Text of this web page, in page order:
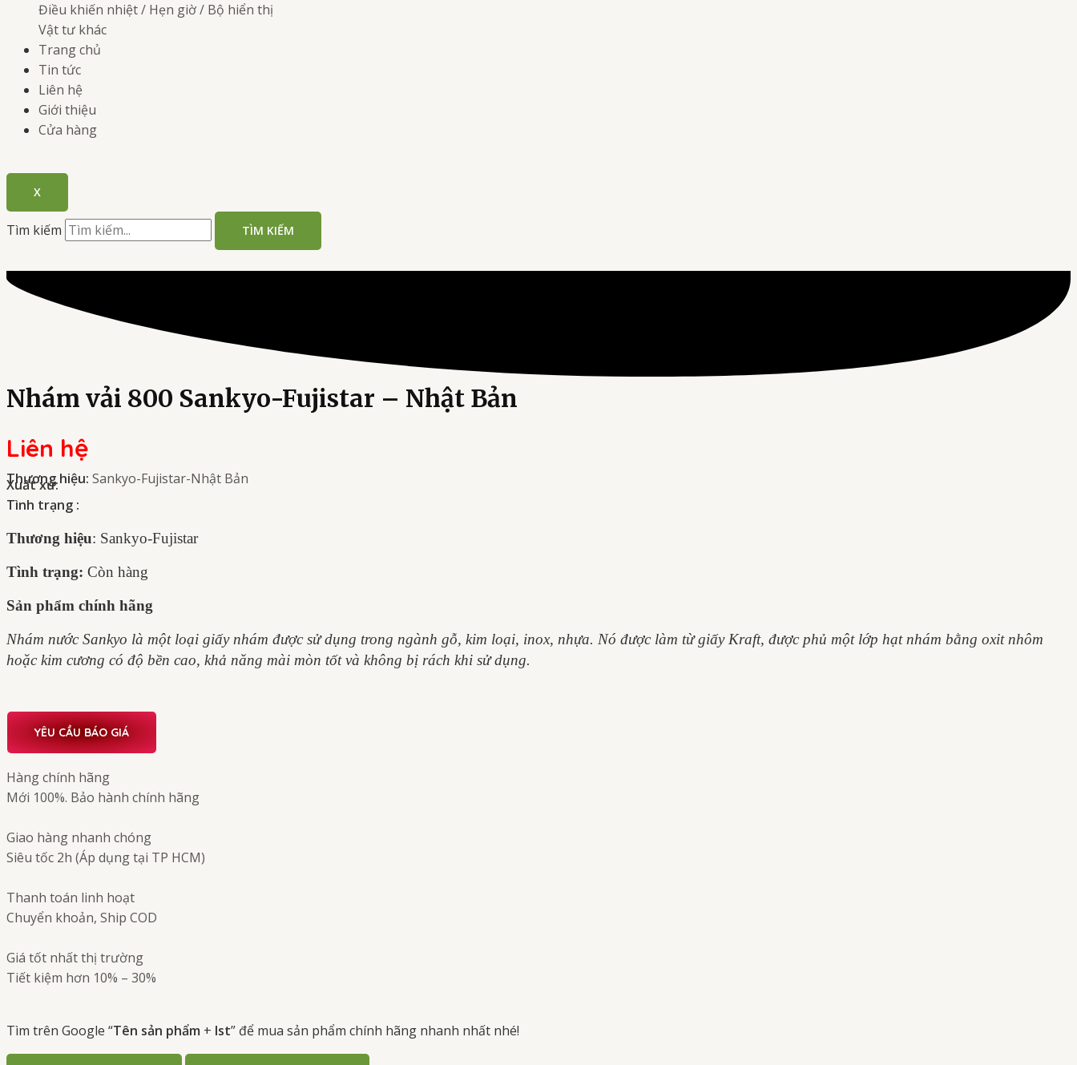
Điều khiến nhiệt / Hẹn giờ / Bộ hiển thị
Vật tư khác
Trang chủ
Tin tức
Liên hệ
Giới thiệu
Cửa hàng
X
Tìm kiếm TÌM KIẾM
Nhám vải 800 Sankyo-Fujistar – Nhật Bản
Liên hệ
Thương hiệu: Sankyo-Fujistar-Nhật Bản
Xuất xứ:
Tình trạng :
Thương hiệu: Sankyo-Fujistar
Tình trạng: Còn hàng
Sản phẩm chính hãng
Nhám nước Sankyo là một loại giấy nhám được sử dụng trong ngành gỗ, kim loại, inox, nhựa. Nó được làm từ giấy Kraft, được phủ một lớp hạt nhám bằng oxit nhôm
hoặc kim cương có độ bền cao, khả năng mài mòn tốt và không bị rách khi sử dụng.
YÊU CẦU BÁO GIÁ
Hàng chính hãng
Mới 100%. Bảo hành chính hãng
Giao hàng nhanh chóng
Siêu tốc 2h (Áp dụng tại TP HCM)
Thanh toán linh hoạt
Chuyển khoản, Ship COD
Giá tốt nhất thị trường
Tiết kiệm hơn 10% – 30%
Tìm trên Google “Tên sản phẩm + Ist” để mua sản phẩm chính hãng nhanh nhất nhé!